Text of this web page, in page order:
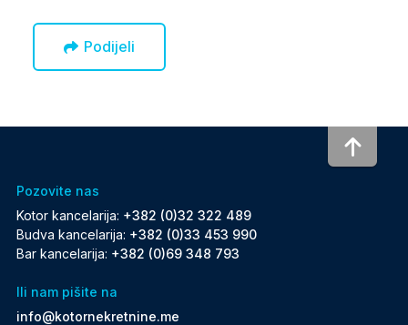
Podijeli
Pozovite nas
Kotor kancelarija: +382 (0)32 322 489
Budva kancelarija: +382 (0)33 453 990
Bar kancelarija: +382 (0)69 348 793
Ili nam pišite na
info@kotornekretnine.me
To